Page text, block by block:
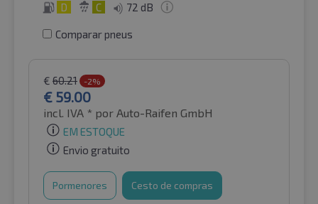
D C 72 dB
Comparar pneus
€ 60.21 -2%
€ 59.00
incl. IVA * por Auto-Raifen GmbH
EM ESTOQUE
Envio gratuito
Pormenores Cesto de compras